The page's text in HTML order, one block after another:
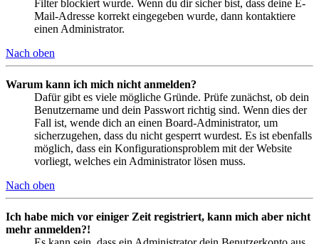
Filter blockiert wurde. Wenn du dir sicher bist, dass deine E-
Mail-Adresse korrekt eingegeben wurde, dann kontaktiere
einen Administrator.
Nach oben
Warum kann ich mich nicht anmelden?
Dafür gibt es viele mögliche Gründe. Prüfe zunächst, ob dein
Benutzername und dein Passwort richtig sind. Wenn dies der
Fall ist, wende dich an einen Board-Administrator, um
sicherzugehen, dass du nicht gesperrt wurdest. Es ist ebenfalls
möglich, dass ein Konfigurationsproblem mit der Website
vorliegt, welches ein Administrator lösen muss.
Nach oben
Ich habe mich vor einiger Zeit registriert, kann mich aber nicht
mehr anmelden?!